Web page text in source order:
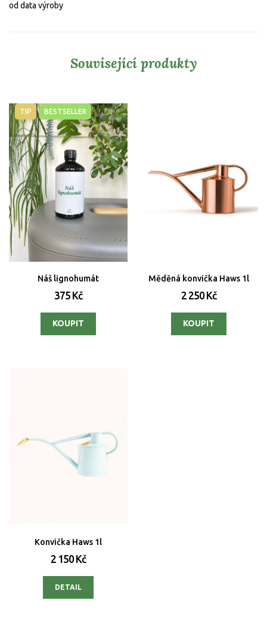
Související produkty
TIP BESTSELLER
Náš lignohumát
375 Kč
Měděná konvička Haws 1l
2 250 Kč
Konvička Haws 1l
2 150 Kč
DETAIL
od data výroby